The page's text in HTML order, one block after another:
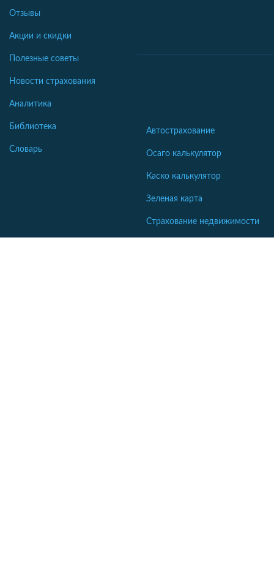
Отзывы
Акции и скидки
Полезные советы
Новости страхования
Аналитика
Библиотека
Словарь
Автострахование
Осаго калькулятор
Каско калькулятор
Зеленая карта
Страхование недвижимости